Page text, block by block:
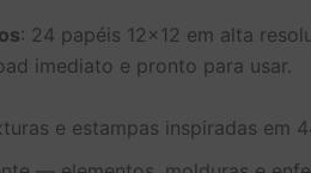
: 24 papéis 12×12 em alta
imediato e pronto para usar.
e estampas inspiradas em